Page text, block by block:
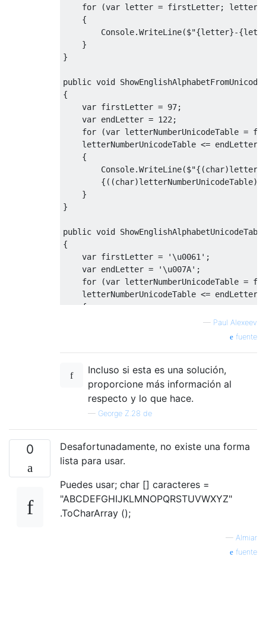
for
(var letter = firstLetter; letter
{
Console.WriteLine($"{letter}-
}
}
public void
{
var firstLetter = 97;
var endLetter = 122 ;
for
(var letterNumberUnicodeTable =
    letterNumberUnicodeTable
<= endLetter
{
Console.WriteLine($"{(char)
{((char)letterNumberUnicodeTable).
}
}
public void
{
var firstLetter = '\u0061' ;
var endLetter = '\u007A' ;
for
(var letterNumberUnicodeTable =
    letterNumberUnicodeTable
<= endLetter
{
ToString
}
public void
alphabets
char)letter ).
foreach (var letter in alphabets)
{
}
}
— Paul Alexeev
fuente
Incluso si esta es una solución,
proporcione más información al
respecto y lo que hace.
— George Z.28 de
0
Desafortunadamente, no existe una forma
lista para usar.
Puedes usar; char [] caracteres =
"ABCDEFGHIJKLMNOPQRSTUVWXYZ"
.ToCharArray ();
— Almiar
fuente